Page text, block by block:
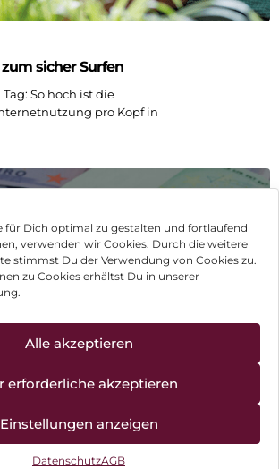
für Dich optimal zu gestalten und fortlaufend
verwenden wir Cookies. Durch die weitere
stimmst Du der Verwendung von Cookies zu.
zu Cookies erhältst Du in unserer
Alle akzeptieren
erforderliche akzeptieren
Einstellungen anzeigen
DatenschutzAGB
sicher Surfen
So hoch ist die
pro Kopf in
wir Dir behilflich sein?